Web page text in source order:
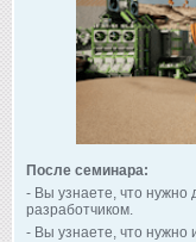
После семинара:
- Вы узнаете, что нужно
разработчиком.
- Вы узнаете, что нужно